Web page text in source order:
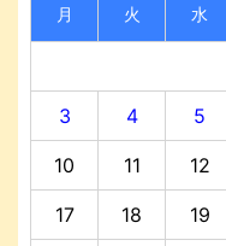
月 火 水
3 4 5
10 11 12
17 18 19